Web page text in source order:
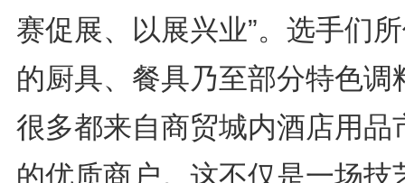
赛促展、以展兴业”。选手们
的厨具、餐具乃至部分特色调
很多都来自商贸城内酒店用品
的优质商户。这不仅是一场技